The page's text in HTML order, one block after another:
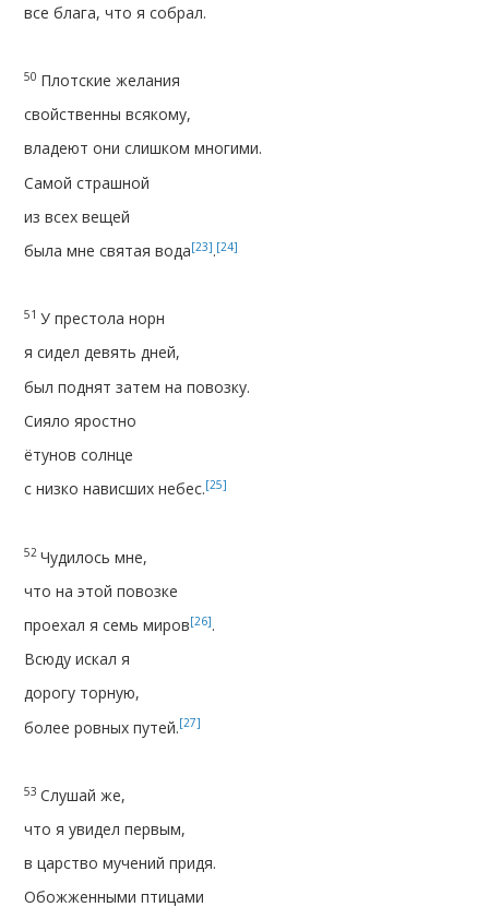
все блага, что я собрал.
50 Плотские желания
свойственны всякому,
владеют они слишком многими.
Самой страшной
из всех вещей
была мне святая вода[23].[24]
51У престола норн
я сидел девять дней,
был поднят затем на повозку.
Сияло яростно
ётунов солнце
с низко нависших небес.[25]
52Чудилось мне,
что на этой повозке
проехал я семь миров[26].
Всюду искал я
дорогу торную,
более ровных путей.[27]
53 Слушай же,
что я увидел первым,
в царство мучений придя.
Обожженными птицами